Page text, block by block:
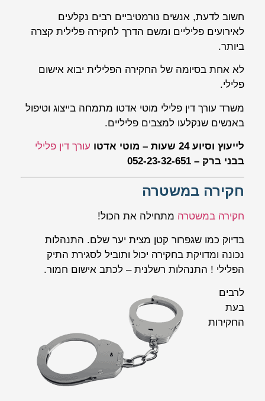
חשוב לדעת, אנשים נורמטיביים רבים נקלעים
לאירועים פליליים ומשם הדרך לחקירה פלילית קצרה
ביותר.
לא אחת בסיומה של החקירה הפלילית יבוא אישום
פלילי.
משרד עורך דין פלילי מוטי אדטו מתמחה בייצוג וטיפול
באנשים שנקלעו למצבים פליליים.
לייעוץ וסיוע 24 שעות – מוטי אדטו
עורך דין פלילי
בבני ברק – 052-23-32-651
חקירה במשטרה
חקירה במשטרה מתחילה את הכול!
בדיוק כמו שגפרור קטן מצית יער שלם. התנהלות
נכונה ומדויקת בחקירה יכול ותוביל לסגירת התיק
הפלילי ! התנהלות רשלנית – לכתב אישום חמור.
לרבים
בעת
החקירות